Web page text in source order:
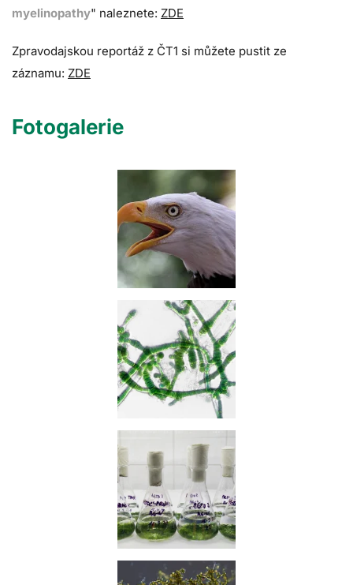
myelinopathy" naleznete: ZDE
Zpravodajskou reportáž z ČT1 si můžete pustit ze
záznamu: ZDE
Fotogalerie